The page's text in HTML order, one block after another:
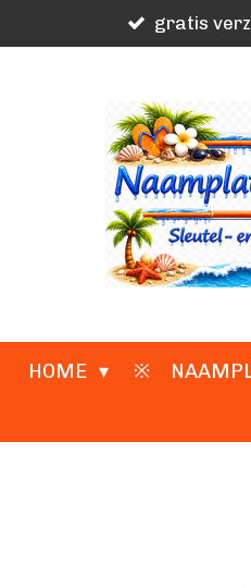
direct
hoofdinhoud
gratis
HOME